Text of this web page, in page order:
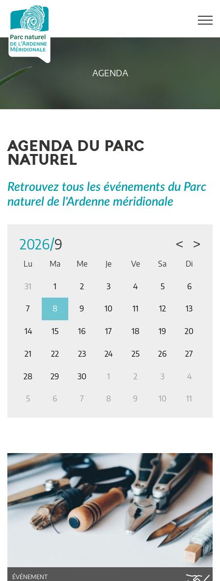
AGENDA
AGENDA DU PARC
NATUREL
Retrouvez tous les événements du Parc
naturel de l'Ardenne méridionale
2026/9 < >
Lu Ma Me Je Ve Sa Di
31 1 2 3 4 5 6
7 8 9 10 11 12 13
14 15 16 17 18 19 20
21 22 23 24 25 26 27
28 29 30 1 2 3 4
5 6 7 8 9 10 11
ÉVÉNEMENT